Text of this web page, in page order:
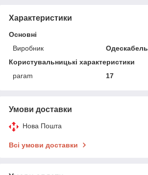
Характеристики
Основні
Виробник
Одескабель
Користувальницькі характеристики
param
17
Умови доставки
Нова Пошта
Всі умови доставки